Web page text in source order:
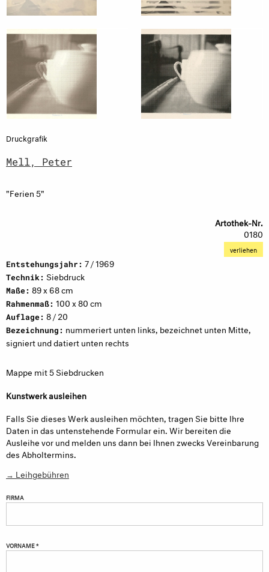
Druckgrafik
Mell, Peter
"Ferien 5"
Artothek-Nr.
0180
verliehen
Entstehungsjahr: 7 / 1969
Technik: Siebdruck
Maße: 89 x 68 cm
Rahmenmaß: 100 x 80 cm
Auflage: 8 / 20
Bezeichnung: nummeriert unten links, bezeichnet unten Mitte,
signiert und datiert unten rechts
Mappe mit 5 Siebdrucken
Kunstwerk ausleihen
Falls Sie dieses Werk ausleihen möchten, tragen Sie bitte Ihre
Daten in das untenstehende Formular ein. Wir bereiten die
Ausleihe vor und melden uns dann bei Ihnen zwecks Vereinbarung
des Abholtermins.
→ Leihgebühren
FIRMA
VORNAME *